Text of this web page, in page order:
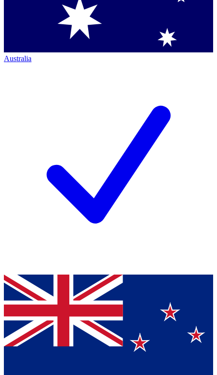
Australia